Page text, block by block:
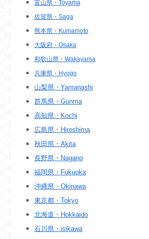
富山県・Toyama
佐賀県・Saga
熊本県・Kumamoto
大阪府・Osaka
和歌山県・Wakayama
兵庫県・Hyogo
山梨県・Yamanashi
群馬県・Gunma
高知県・Kochi
広島県・Hiroshima
秋田県・Akita
長野県・Nagano
福岡県・Fukuoka
沖縄県・Okinawa
東京都・Tokyo
北海道・Hokkaido
石川県・isikawa